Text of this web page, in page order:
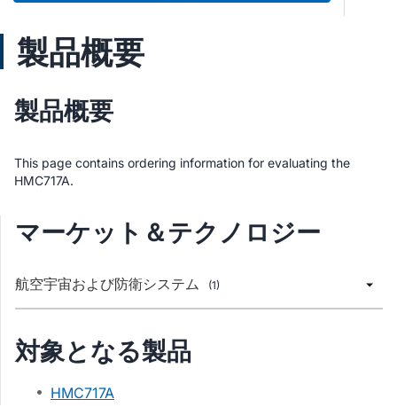
製品概要
製品概要
This page contains ordering information for evaluating the
HMC717A.
マーケット＆テクノロジー
航空宇宙および防衛システム (1)
対象となる製品
HMC717A